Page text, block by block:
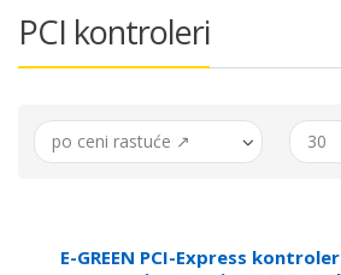
PCI kontroleri
po ceni rastuće ↗ 30
E-GREEN PCI-Express